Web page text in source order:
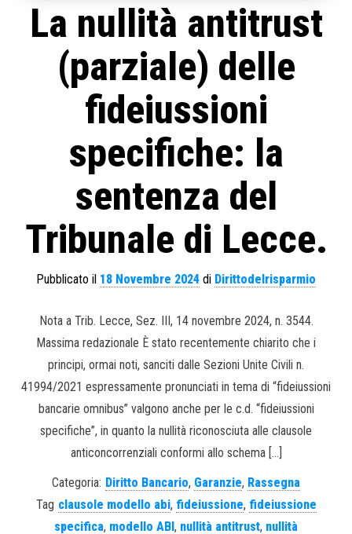
La nullità antitrust
(parziale) delle
fideiussioni
specifiche: la
sentenza del
Tribunale di Lecce.
Pubblicato il 18 Novembre 2024 di Dirittodelrisparmio
Nota a Trib. Lecce, Sez. III, 14 novembre 2024, n. 3544.
Massima redazionale È stato recentemente chiarito che i
principi, ormai noti, sanciti dalle Sezioni Unite Civili n.
41994/2021 espressamente pronunciati in tema di “fideiussioni
bancarie omnibus” valgono anche per le c.d. “fideiussioni
specifiche”, in quanto la nullità riconosciuta alle clausole
anticoncorrenziali conformi allo schema […]
Categoria: Diritto Bancario, Garanzie, Rassegna
Tag clausole modello abi, fideiussione, fideiussione
specifica, modello ABI , nullità antitrust, nullità